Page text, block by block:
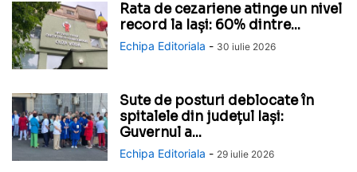
Rata de cezariene atinge un nivel
record la Iași: 60% dintre...
Echipa Editoriala - 30 iulie 2026
Sute de posturi deblocate în
spitalele din județul Iași:
Guvernul a...
Echipa Editoriala - 29 iulie 2026